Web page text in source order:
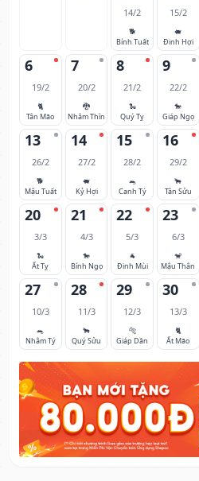
14/2
🐕
Bính Tuất
15/2
🐖
Đinh Hợi
6
19/2
🐈
Tân Mão
7
20/2
🐉
Nhâm Thìn
8
21/2
🐍
Quý Tỵ
9
22/2
🐎
Giáp Ngọ
13
26/2
🐕
Mậu Tuất
14
27/2
🐖
Kỷ Hợi
15
28/2
🐀
Canh Tý
16
29/2
🐂
Tân Sửu
20
3/3
🐍
Ất Tỵ
21
4/3
🐎
Bính Ngọ
22
5/3
🐐
Đinh Mùi
23
6/3
🐒
Mậu Thân
27
10/3
🐀
Nhâm Tý
28
11/3
🐂
Quý Sửu
29
12/3
🐅
Giáp Dần
30
13/3
🐈
Ất Mão